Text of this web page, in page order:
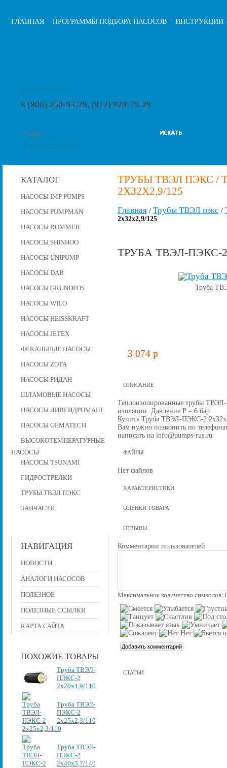
ГЛАВНАЯ ПРОГРАММЫ ПОДБОРА НАСОСОВ ИНСТРУКЦИИ
8 (800) 250-93-29, (812) 929-79-29
КАТАЛОГ
НАСОСЫ IMP PUMPS
НАСОСЫ PUMPMAN
НАСОСЫ ROMMER
НАСОСЫ SHINHOO
НАСОСЫ UNIPUMP
НАСОСЫ DAB
НАСОСЫ GRUNDFOS
НАСОСЫ WILO
НАСОСЫ HEISSKRAFT
НАСОСЫ JETEX
ФЕКАЛЬНЫЕ НАСОСЫ
НАСОСЫ ZOTA
НАСОСЫ РИДАН
ШЛАМОВЫЕ НАСОСЫ
НАСОСЫ ЛИВГИДРОМАШ
НАСОСЫ GEMATECH
ВЫСОКОТЕМПЕРАТУРНЫЕ
НАСОСЫ
НАСОСЫ TSUNAMI
ГИДРОСТРЕЛКИ
ТРУБЫ ТВЭЛ ПЭКС
ЗАПЧАСТИ
НАВИГАЦИЯ
НОВОСТИ
АНАЛОГИ НАСОСОВ
ПОЛЕЗНОЕ
ПОЛЕЗНЫЕ ССЫЛКИ
КАРТА САЙТА
ПОХОЖИЕ ТОВАРЫ
Труба ТВЭЛ-
ПЭКС-2
2x20x1,9/110
Труба ТВЭЛ-
ПЭКС-2
2x25x2,3/110
Труба ТВЭЛ-
ПЭКС-2
2x40x3,7/140
ТРУБЫ ТВЭЛ ПЭКС /
2X32X2,9/125
Главная/ Трубы ТВЭЛ пэкс /
2x32x2,9/125
ТРУБА ТВЭЛ-ПЭКС-2
Труба
3 074 p
ОПИСАНИЕ
Теплоизолированные трубы
изоляции. Давление P = 6 бар
Купить Труба ТВЭЛ-ПЭКС-2
Вам нужно позвонить по
написать на info@pumps-rus.ru
ФАЙЛЫ
Нет файлов
ХАРАКТЕРИСТИКИ
ОЦЕНКИ ТОВАРА
ОТЗЫВЫ
Комментарии пользователей
Максимальное количество символов:
СТАТЬИ